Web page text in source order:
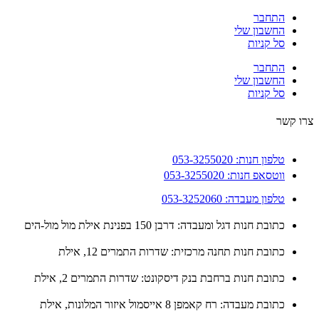
התחבר
החשבון שלי
סל קניות
התחבר
החשבון שלי
סל קניות
קשר
טלפון חנות: 053-3255020
ווטסאפ חנות: 053-3255020
טלפון מעבדה: 053-3252060
כתובת חנות דגל ומעבדה: דרבן 150 בפנינת אילת מול מול-הים
כתובת חנות תחנה מרכזית: שדרות התמרים 12, אילת
כתובת חנות ברחבת בנק דיסקונט: שדרות התמרים 2, אילת
כתובת מעבדה: רח קאמפן 8 אייסמול איזור המלונות, אילת